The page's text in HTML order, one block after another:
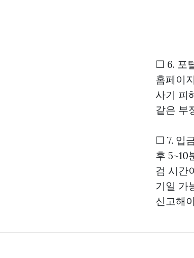
☐ 6. 포
홈페이
사기 피
같은 부
☐ 7. 입
후 5~10
검 시간
기일 가
신고해